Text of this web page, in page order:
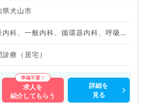
県犬山市
神経内科、一般内科、循環器内科、呼吸器内科、消化器内科、老年内科
療（居宅）
求人を
紹介してもらう
詳細を
見る